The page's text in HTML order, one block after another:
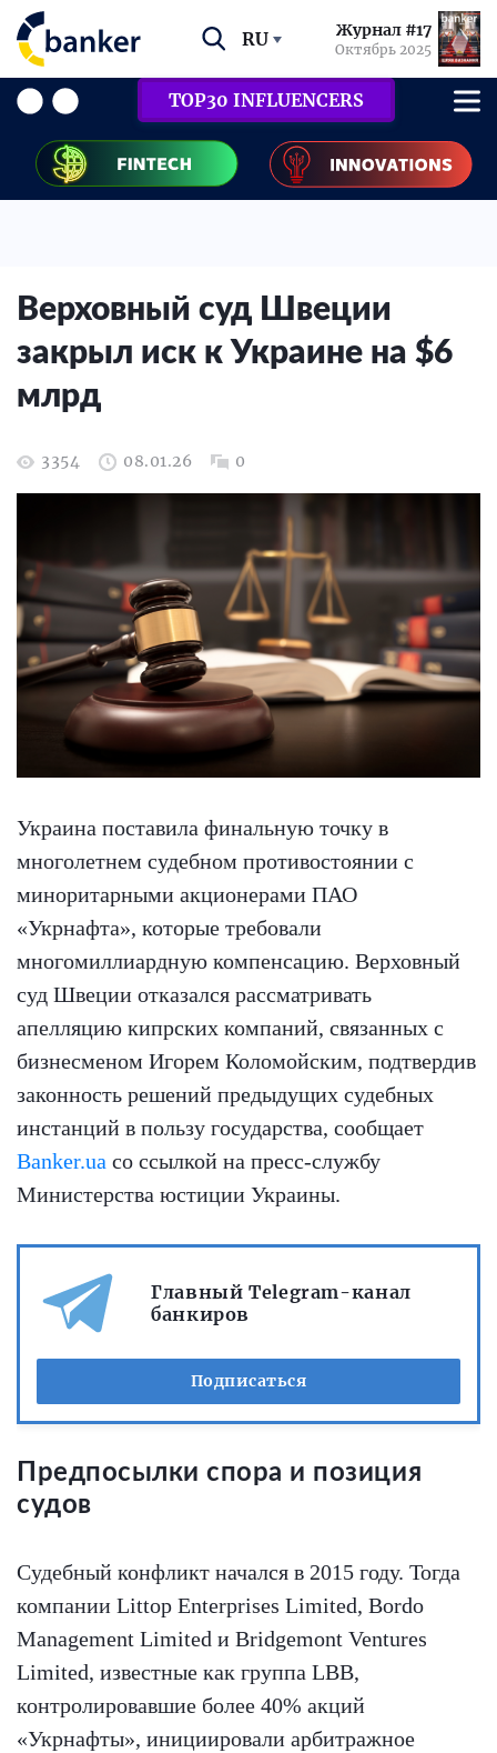
RU Журнал #17
Октябрь 2025
TOP30 INFLUENCERS
Верховный суд Швеции
закрыл иск к Украине на $6
млрд
3354 08.01.26 0
Украина поставила финальную точку в
многолетнем судебном противостоянии с
миноритарными акционерами ПАО
«Укрнафта», которые требовали
многомиллиардную компенсацию. Верховный
суд Швеции отказался рассматривать
апелляцию кипрских компаний, связанных с
бизнесменом Игорем Коломойским, подтвердив
законность решений предыдущих судебных
инстанций в пользу государства, сообщает
Banker.ua со ссылкой на пресс-службу
Министерства юстиции Украины.
Главный Telegram-канал
банкиров
Подписаться
Предпосылки спора и позиция
судов
Судебный конфликт начался в 2015 году. Тогда
компании Littop Enterprises Limited, Bordo
Management Limited и Bridgemont Ventures
Limited, известные как группа LBB,
контролировавшие более 40% акций
«Укрнафты», инициировали арбитражное